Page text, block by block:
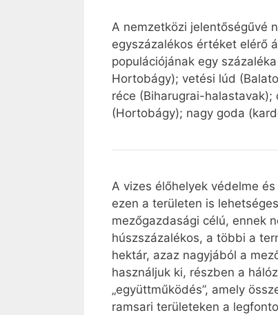
A nemzetközi jelentőségűvé
egyszázalékos értéket elérő
populációjának egy
Hortobágy); vetési lúd
réce (Biharugrai-
(Hortobágy); nagy goda
A vizes élőhelyek védelme
ezen a területen is
mezőgazdasági célú, ennek
húszszázalékos, a többi a
hektár, azaz nagyjából a
használjuk ki, részben a
„együttműködés”, amely
ramsari területeken a